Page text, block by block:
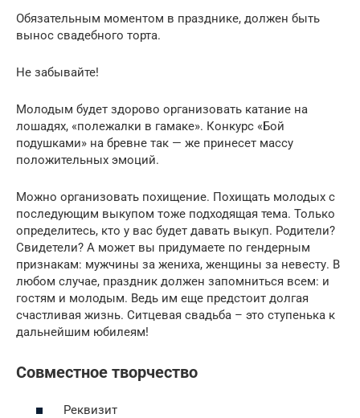
Обязательным моментом в празднике, должен быть
вынос свадебного торта.
Не забывайте!
Молодым будет здорово организовать катание на
лошадях, «полежалки в гамаке». Конкурс «Бой
подушками» на бревне так — же принесет массу
положительных эмоций.
Можно организовать похищение. Похищать молодых с
последующим выкупом тоже подходящая тема. Только
определитесь, кто у вас будет давать выкуп. Родители?
Свидетели? А может вы придумаете по гендерным
признакам: мужчины за жениха, женщины за невесту. В
любом случае, праздник должен запомниться всем: и
гостям и молодым. Ведь им еще предстоит долгая
счастливая жизнь. Ситцевая свадьба – это ступенька к
дальнейшим юбилеям!
Совместное творчество
Реквизит